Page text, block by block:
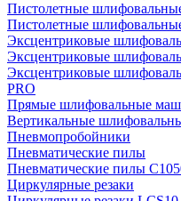
Пистолетные
Пистолетные
Эксцентриковые
Эксцентриковые
Эксцентриковые
PRO
Прямые шлифовальные
Вертикальные
Пневмопробойники
Пневматические пилы
Пневматические пилы
Циркулярные резаки